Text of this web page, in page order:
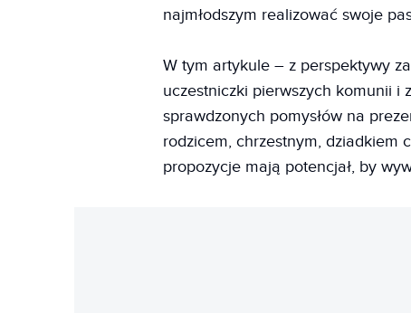
najmłodszym realizować swoje
W tym artykule – z perspektywy
uczestniczki pierwszych komunii i
sprawdzonych pomysłów na
rodzicem, chrzestnym, dziadkiem
propozycje mają potencjał, by